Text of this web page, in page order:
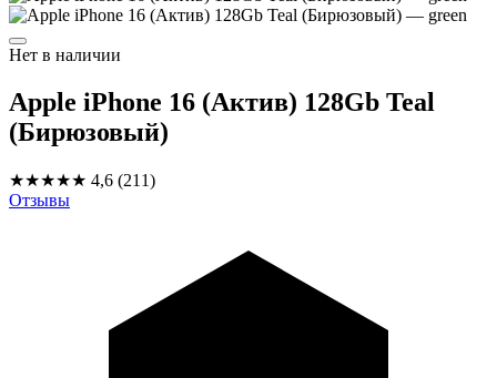
Нет в наличии
Apple iPhone 16 (Актив) 128Gb Teal
(Бирюзовый)
★★★★★ 4,6 (211)
Отзывы